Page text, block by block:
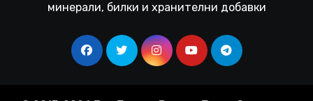
минерали, билки и хранителни добавки